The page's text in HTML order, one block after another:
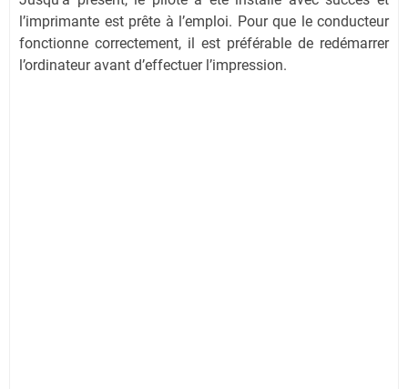
l’imprimante est prête à l’emploi. Pour que le conducteur
fonctionne correctement, il est préférable de redémarrer
l’ordinateur avant d’effectuer l’impression.